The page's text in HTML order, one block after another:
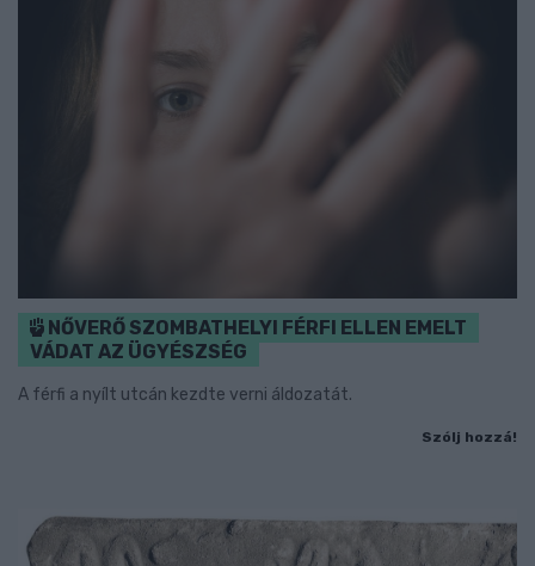
NŐVERŐ SZOMBATHELYI FÉRFI ELLEN EMELT
VÁDAT AZ ÜGYÉSZSÉG
A férfi a nyílt utcán kezdte verni áldozatát.
Szólj hozzá!